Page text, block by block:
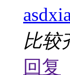
比较
回复